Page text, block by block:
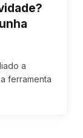
a
ferramenta